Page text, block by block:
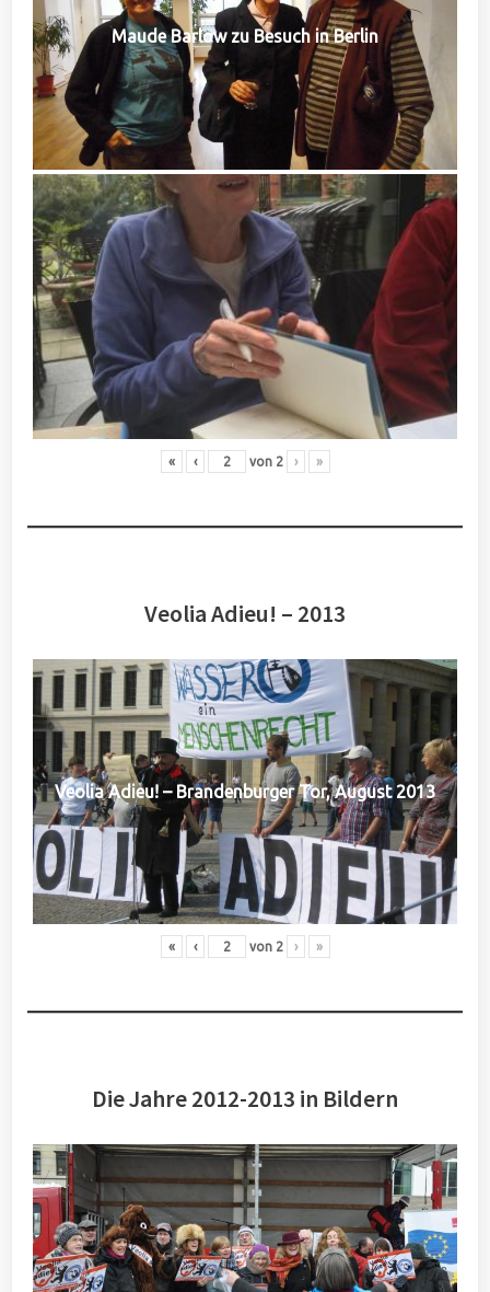
Maude Barlow zu Besuch in Berlin
« ‹ von 2 › »
Veolia Adieu! – 2013
Veolia Adieu! – Brandenburger Tor, August 2013
« ‹ von 2 › »
Die Jahre 2012-2013 in Bildern